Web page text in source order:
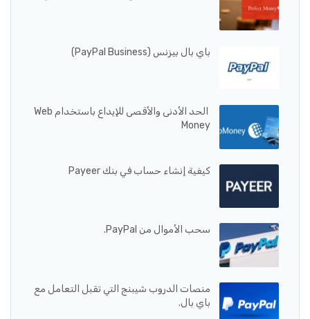
باي بال بيزنس (PayPal Business)
الحد الأدنى والأقصى للإيداع باستخدام Web
Money
كيفية إنشاء حساب في بنك Payeer
سحب الأموال من PayPal.
منصات الدروب شيبنج التي تقبل التعامل مع
باي بال.